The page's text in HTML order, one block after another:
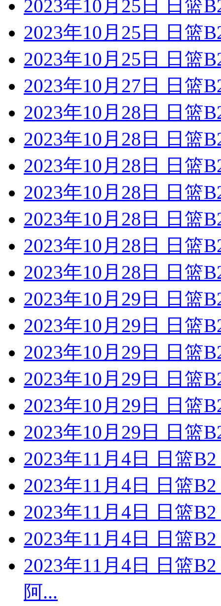
2023年10月25日 日篮
2023年10月25日 日篮
2023年10月25日 日篮
2023年10月27日 日篮
2023年10月28日 日篮
2023年10月28日 日篮
2023年10月28日 日篮
2023年10月28日 日篮
2023年10月28日 日篮
2023年10月28日 日篮
2023年10月28日 日篮
2023年10月29日 日篮
2023年10月29日 日篮
2023年10月29日 日篮
2023年10月29日 日篮
2023年10月29日 日篮
2023年10月29日 日篮
2023年11月4日 日篮
2023年11月4日 日篮
2023年11月4日 日篮
2023年11月4日 日篮
2023年11月4日 日篮
阿...